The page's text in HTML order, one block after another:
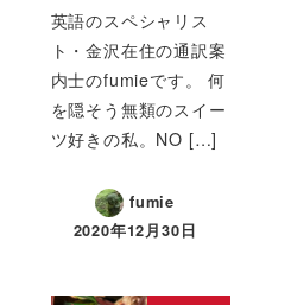
英語のスペシャリス
ト・金沢在住の通訳案
内士のfumieです。 何
を隠そう無類のスイー
ツ好きの私。NO […]
fumie
2020年12月30日